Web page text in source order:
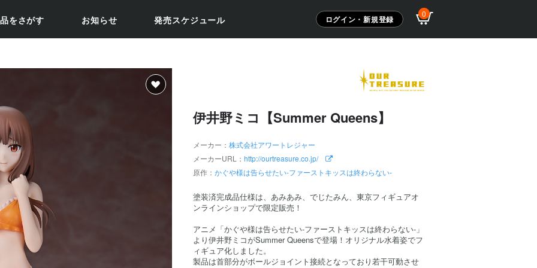
をさがす お知らせ 発売スケジュール ログイン・新規登録
0
伊井野ミコ【Summer Queens】
メーカー：株式会社アワートレジャー
メーカーURL：http://ourtreasure.co.jp/
原作：かぐや様は告らせたい-ファーストキッスは終わらない-
塗装済完成品仕様は、あみあみ、でじたみん、東京フィギュアオ
ンラインショップで限定販売！
アニメ「かぐや様は告らせたい-ファーストキッスは終わらない-」
より伊井野ミコがSummer Queensで登場！オリジナル水着姿でフ
ィギュア化しました。
製品は首部分がボールジョイント接続となっており若干可動させ